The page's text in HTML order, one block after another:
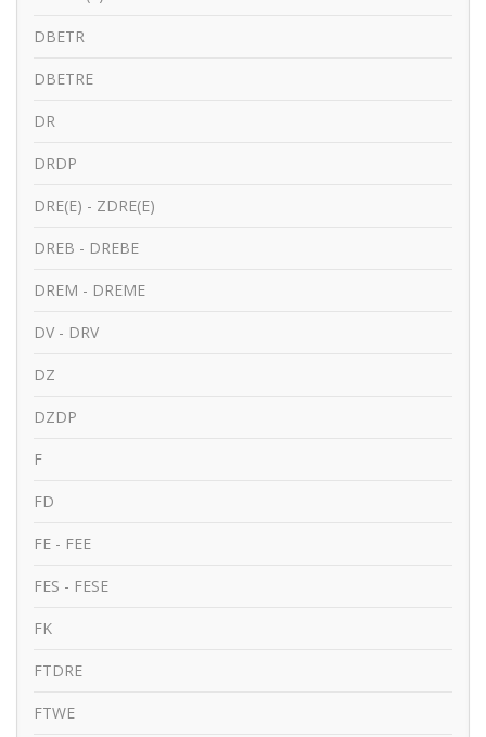
DBETR
DBETRE
DR
DRDP
DRE(E) - ZDRE(E)
DREB - DREBE
DREM - DREME
DV - DRV
DZ
DZDP
F
FD
FE - FEE
FES - FESE
FK
FTDRE
FTWE